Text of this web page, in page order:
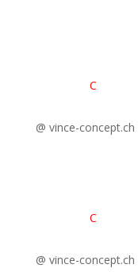
C
@ vince-concept.ch
C
@ vince-concept.ch